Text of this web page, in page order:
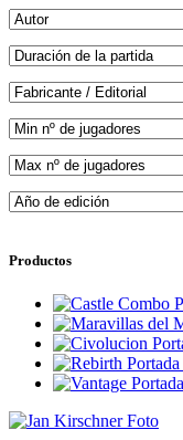
Productos